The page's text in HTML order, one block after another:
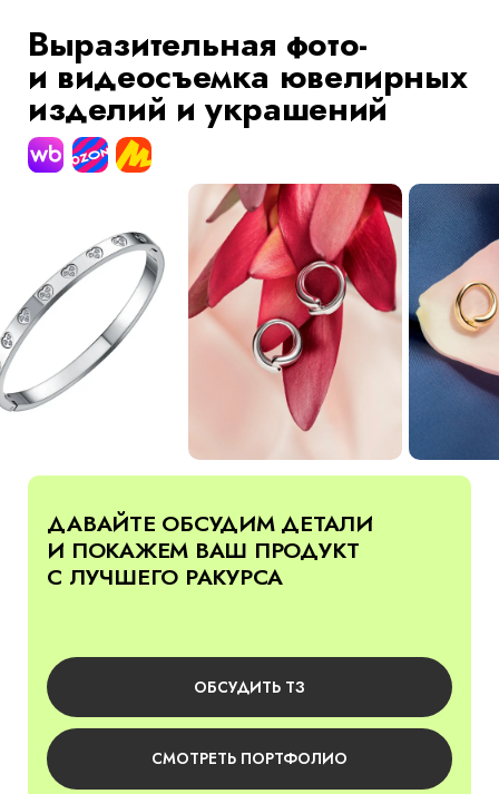
Выразительная фото-
и видеосъемка ювелирных
изделий и украшений
ДАВАЙТЕ ОБСУДИМ ДЕТАЛИ
С ЛУЧШЕГО РАКУРСА
ОБСУДИТЬ ТЗ